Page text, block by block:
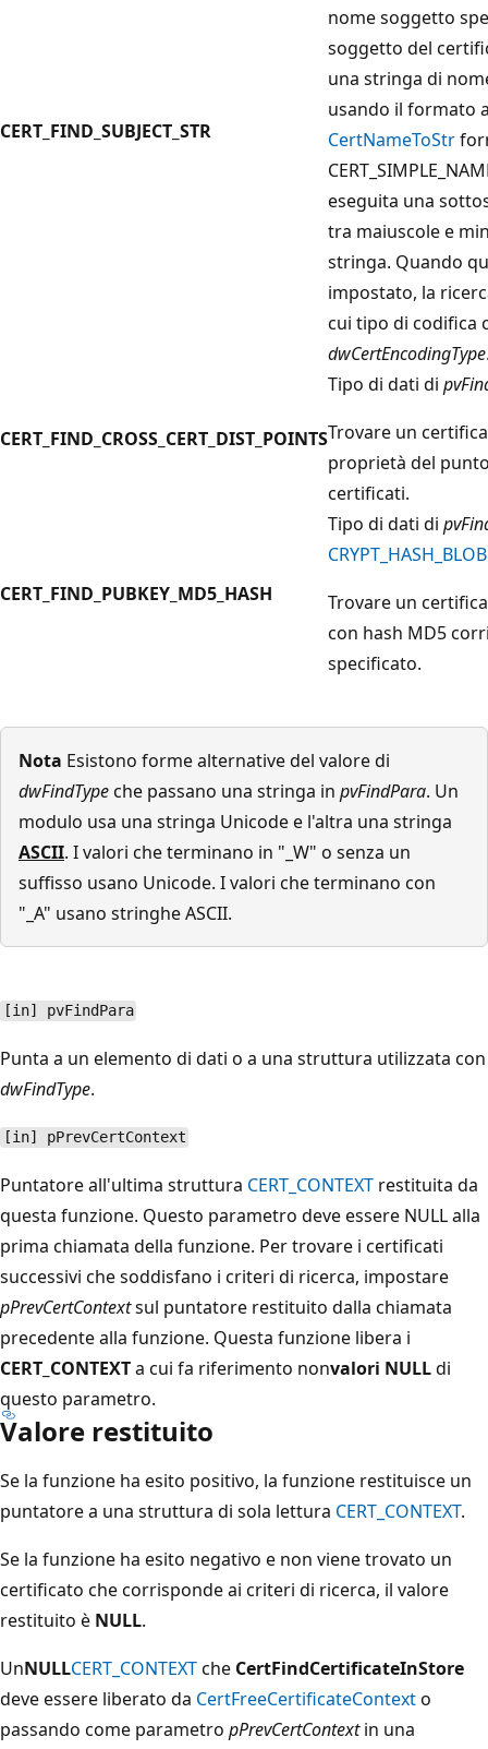
CERT_FIND_SUBJECT_STR
nome soggetto
soggetto del
una stringa di
usando il formato
CertNameToStr
eseguita una
tra maiuscole e
stringa. Quando
impostato, la
cui tipo di codifica
dwCertEncodingType
CERT_FIND_CROSS_CERT_DIST_POINTS
Tipo di dati di
Trovare un
proprietà del
certificati.
CERT_FIND_PUBKEY_MD5_HASH
Tipo di dati di
CRYPT_HASH_BLOB
Trovare un
con hash MD5
specificato.
Nota Esistono forme alternative del valore di
dwFindType che passano una stringa in pvFindPara. Un
modulo usa una stringa Unicode e l'altra una stringa
ASCII. I valori che terminano in "_W" o senza un
suffisso usano Unicode. I valori che terminano con
"_A" usano stringhe ASCII.
[in] pvFindPara
Punta a un elemento di dati o a una struttura utilizzata con
dwFindType.
[in] pPrevCertContext
Puntatore all'ultima struttura CERT_CONTEXT restituita da
questa funzione. Questo parametro deve essere NULL alla
prima chiamata della funzione. Per trovare i certificati
successivi che soddisfano i criteri di ricerca, impostare
pPrevCertContextsul puntatore restituito dalla chiamata
precedente alla funzione. Questa funzione libera i
CERT_CONTEXTa cui fa riferimento nonvalori NULLdi
questo parametro.
Valore restituito
Se la funzione ha esito positivo, la funzione restituisce un
puntatore a una struttura di sola lettura CERT_CONTEXT.
Se la funzione ha esito negativo e non viene trovato un
certificato che corrisponde ai criteri di ricerca, il valore
restituito è NULL.
UnNULLCERT_CONTEXTche CertFindCertificateInStore
deve essere liberato da CertFreeCertificateContexto
passando come parametro pPrevCertContextin una